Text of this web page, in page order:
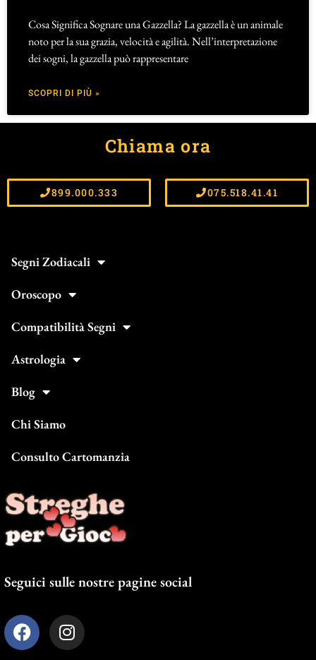
Cosa Significa Sognare una Gazzella? La gazzella è un animale
noto per la sua grazia, velocità e agilità. Nell’interpretazione
dei sogni, la gazzella può rappresentare
SCOPRI DI PIÙ »
Chiama ora
899.000.333 075.518.41.41
Segni Zodiacali
Oroscopo
Compatibilità Segni
Astrologia
Blog
Chi Siamo
Consulto Cartomanzia
Seguici sulle nostre pagine social
F
a
I
n